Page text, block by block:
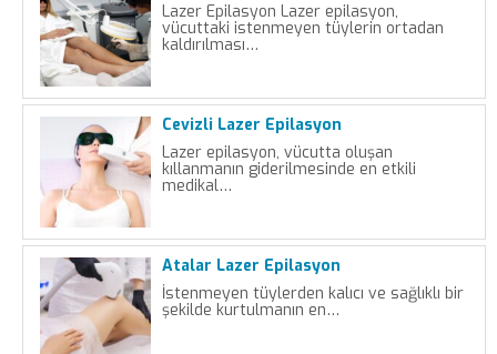
Lazer Epilasyon Lazer epilasyon,
vücuttaki istenmeyen tüylerin ortadan
kaldırılması…
Cevizli Lazer Epilasyon
Lazer epilasyon, vücutta oluşan
kıllanmanın giderilmesinde en etkili
medikal…
Atalar Lazer Epilasyon
İstenmeyen tüylerden kalıcı ve sağlıklı bir
şekilde kurtulmanın en…